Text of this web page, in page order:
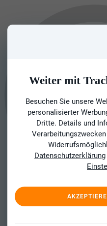
Weiter mit
Besuchen Sie unsere
personalisierter
Dritte. Details und
Datenschutzerklärung